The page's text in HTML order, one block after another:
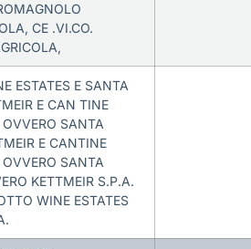
CE .VI.CO.
ESTATES E SANTA
E CAN TINE
SANTA
E CANTINE
SANTA
KETTMEIR S.P.A.
WINE ESTATES